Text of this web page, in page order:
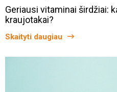
Geriausi vitaminai širdžiai:
kraujotakai?
Skaityti daugiau